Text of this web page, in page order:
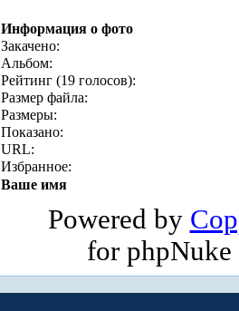
Информация о фото
Закачено:
Альбом:
Рейтинг (19 голосов):
Размер файла:
Размеры:
Показано:
URL:
Избранное:
Ваше имя
Powered by
for